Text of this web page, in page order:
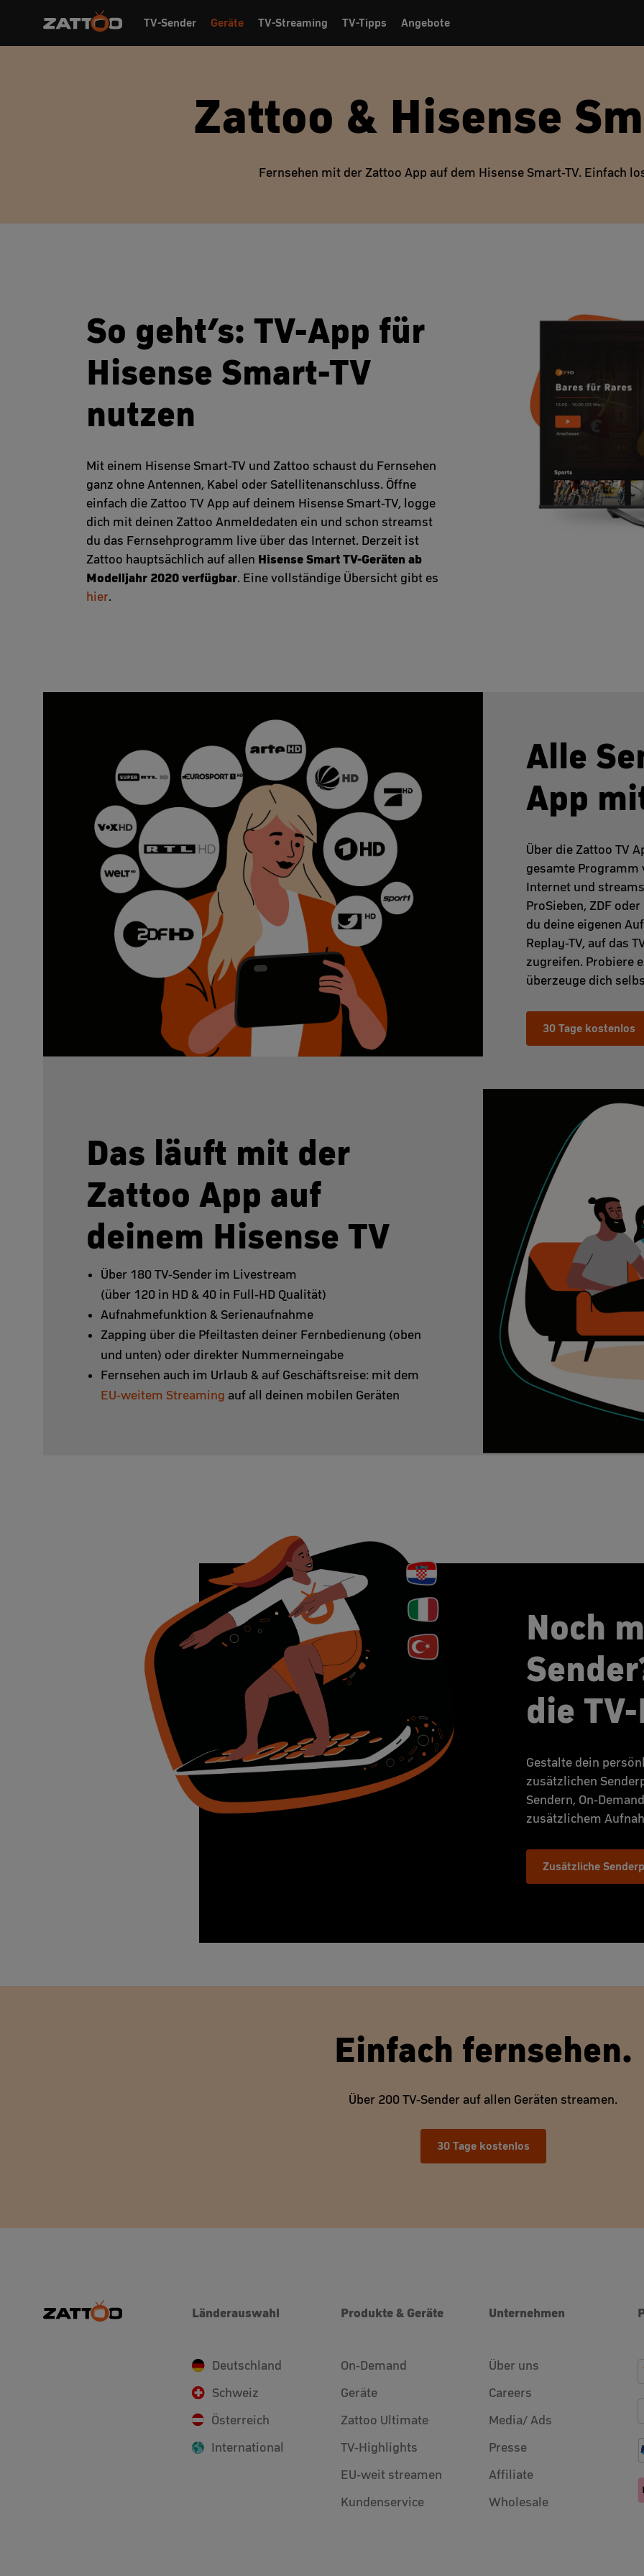
TV-Sender Geräte TV-Streaming TV-Tipps Angebote
Zattoo & Hisense
Fernsehen mit der Zattoo App auf dem Hisense Smart-TV. Einfach
So geht’s: TV-App für
Hisense Smart-TV
nutzen
Mit einem Hisense Smart-TV und Zattoo schaust du Fernsehen
ganz ohne Antennen, Kabel oder Satellitenanschluss. Öffne
einfach die Zattoo TV App auf deinem Hisense Smart-TV, logge
dich mit deinen Zattoo Anmeldedaten ein und schon streamst
du das Fernsehprogramm live über das Internet. Derzeit ist
Zattoo hauptsächlich auf allen Hisense Smart TV-Geräten ab
Modelljahr 2020 verfügbar. Eine vollständige Übersicht gibt es
hier.
Alle
App
Über die Zattoo TV
gesamte Programm
Internet und
ProSieben, ZDF
du deine eigenen
Replay-TV, auf das
zugreifen. Probiere
überzeuge dich
30 Tage kostenlos
Das läuft mit der
Zattoo App auf
deinem Hisense TV
Über 180 TV-Sender im Livestream
(über 120 in HD & 40 in Full-HD Qualität)
Aufnahmefunktion & Serienaufnahme
Zapping über die Pfeiltasten deiner Fernbedienung (oben
und unten) oder direkter Nummerneingabe
Fernsehen auch im Urlaub & auf Geschäftsreise: mit dem
EU-weitem Streaming auf all deinen mobilen Geräten
Noch
die
Gestalte dein
zusätzlichen
Sendern, On-
zusätzlichem
Zusätzliche
Einfach fernsehen.
Über 200 TV-Sender auf allen Geräten streamen.
30 Tage kostenlos
Länderauswahl
Deutschland
Schweiz
Österreich
International
Produkte & Geräte
On-Demand
Geräte
Zattoo Ultimate
TV-Highlights
EU-weit streamen
Kundenservice
Unternehmen
Über uns
Careers
Media/ Ads
Presse
Affiliate
Wholesale